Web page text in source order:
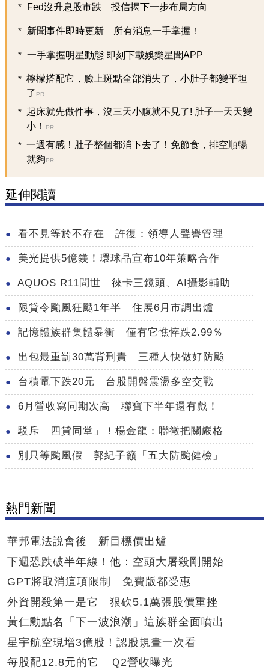
Fed沒升息股市跌 投信揭下一步布局方向
新聞事件即時更新 所有消息一手掌握！
一手掌握明星動態 即刻下載娛樂星聞APP
檸檬搭配它，臉上斑點全部消失了，小肚子都變平坦
了 PR
起床就先做件事，沒三天小腹就不見了! 肚子一天天變
小！
PR
一週有感！肚子整個都消下去了！免節食，排空順暢
就夠 PR
延伸閱讀
看不見等於不存在 許復：領導人聲譽管理
美光提供5億鎂！環球晶宣布10年策略合作
AQUOS R11問世 徠卡三鏡頭、AI攝影輔助
限貸令颱風狂颳1年半 住展6月市調出爐
記憶體族群集體暴衝 僅有它憔悴跌2.99％
出包最重罰30萬背刑責 三種人快做好防颱
台積電下跌20元 台股開盤震盪多空交戰
6月營收寫同期次高 聯寶下半年還有戲！
駁斥「四貸同堂」！楊金龍：聯徵把關嚴格
別只等颱風假 郭紀子籲「五大防颱健檢」
熱門新聞
華邦電法說會後 新目標價出爐
下週恐跌破半年線！他：空頭大屠殺剛開始
GPT將取消這項限制 免費版都受惠
外資開殺第一是它 狠砍5.1萬張股價重挫
黃仁勳點名「下一波浪潮」這族群全面噴出
星宇航空現增3億股！認股規畫一次看
每股配12.8元的它 Ｑ2營收曝光